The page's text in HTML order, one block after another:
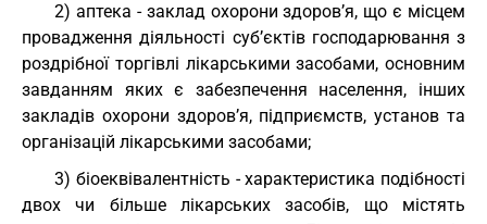
2) аптека - заклад охорони здоров’я, що є місцем
провадження діяльності суб’єктів господарювання з
роздрібної торгівлі лікарськими засобами, основним
завданням яких є забезпечення населення, інших
закладів охорони здоров’я, підприємств, установ та
організацій лікарськими засобами;
3) біоеквівалентність - характеристика подібності
двох чи більше лікарських засобів, що містять